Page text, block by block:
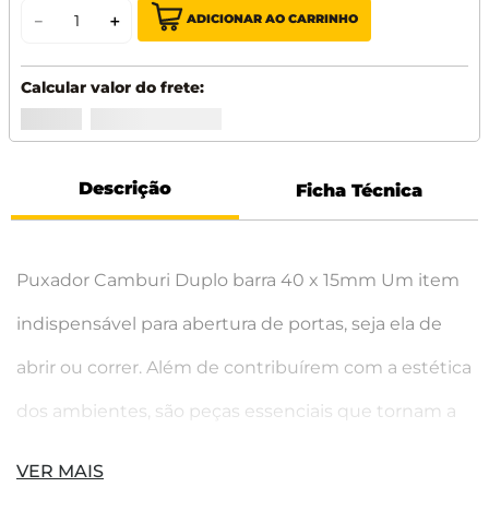
＋
－ ADICIONAR AO CARRINHO
Descrição Ficha Técnica
Puxador Camburi Duplo barra 40 x 15mm Um item
indispensável para abertura de portas, seja ela de
abrir ou correr. Além de contribuírem com a estética
dos ambientes, são peças essenciais que tornam a
VER MAIS